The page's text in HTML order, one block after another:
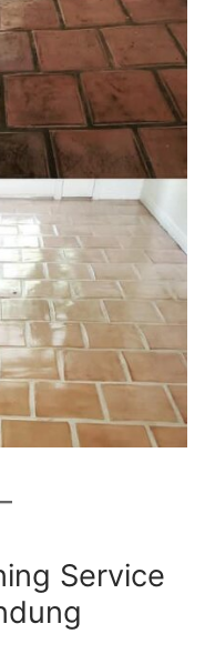
Service